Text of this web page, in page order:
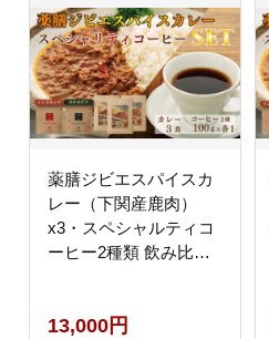
薬膳ジビエスパイスカ
レー（下関産鹿肉）
x3・スペシャルティコ
ーヒー2種類 飲み比べ
り寄せ
13,000円